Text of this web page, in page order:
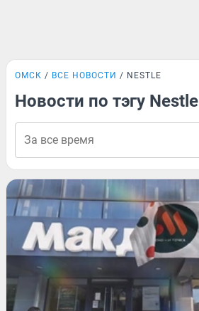
ОМСК ВСЕ НОВОСТИ NESTLE
Новости по тэгу Nestle